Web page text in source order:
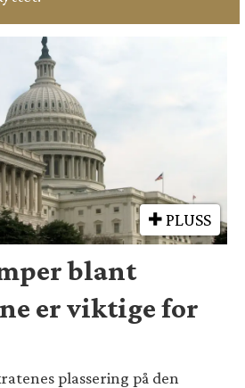
PLUSS
blant
er viktige for
plassering på den